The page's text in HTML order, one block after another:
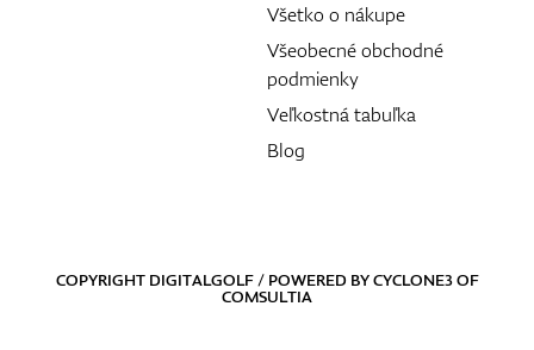
Všetko o nákupe
Všeobecné obchodné
podmienky
Veľkostná tabuľka
Blog
COPYRIGHT DIGITALGOLF / POWERED BYCYCLONE3OF
COMSULTIA